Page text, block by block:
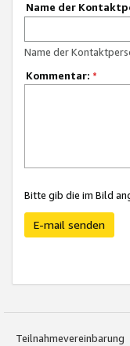
Name der
Name der
Kommentar: *
Bitte gib die im Bild
E-mail senden
Teilnahmevereinbarung